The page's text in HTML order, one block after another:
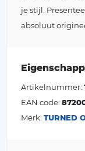
je stijl.
absoluut
Artikelnummer:
EAN code:
Merk: TURNED